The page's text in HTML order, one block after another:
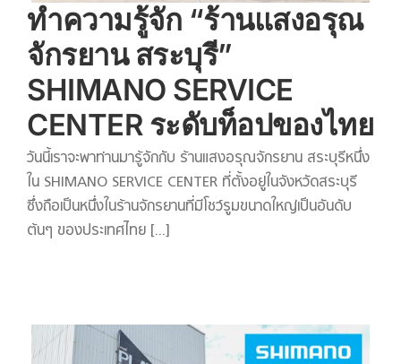
ทำความรู้จัก “ร้านแสงอรุณ
จักรยาน สระบุรี”
SHIMANO SERVICE
CENTER ระดับท็อปของไทย
วันนี้เราจะพาท่านมารู้จักกับ ร้านแสงอรุณจักรยาน สระบุรีหนึ่ง
ใน SHIMANO SERVICE CENTER ที่ตั้งอยู่ในจังหวัดสระบุรี
ซึ่งถือเป็นหนึ่งในร้านจักรยานที่มีโชว์รูมขนาดใหญ่เป็นอันดับ
ต้นๆ ของประเทศไทย [...]